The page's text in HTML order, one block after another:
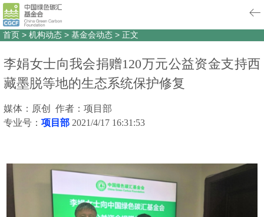
首页 > 机构动态 > 基金会动态 > 正文
李娟女士向我会捐赠120万元公益资金支持西
藏墨脱等地的生态系统保护修复
媒体：原创 作者：项目部
专业号： 项目部 2021/4/17 16:31:53